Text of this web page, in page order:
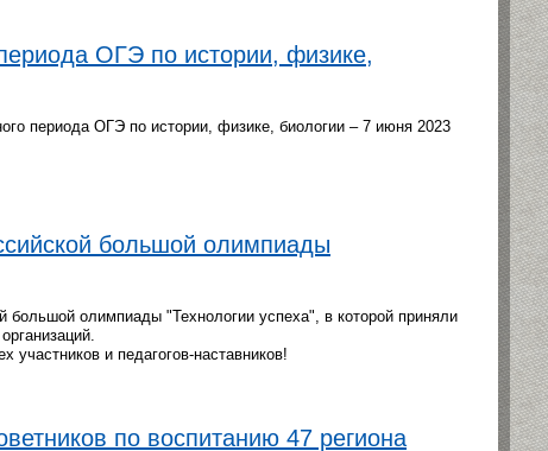
ОГЭ по истории, физике,
периода ОГЭ по истории, физике, биологии – 7 июня 2023
большой олимпиады
большой олимпиады "Технологии успеха", в которой приняли
и педагогов-наставников!
по воспитанию 47 региона